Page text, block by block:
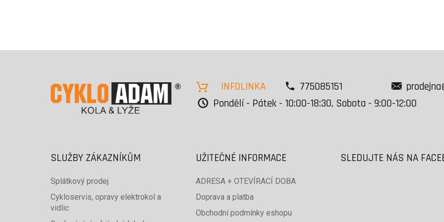
INFOLINKA 775085151
Pondělí - Pátek - 10:00-18:30, Sobota - 9:00-12:00
SLUŽBY ZÁKAZNÍKŮM
Splátkový prodej
Cykloservis, opravy elektrokol a
vidlic
UŽITEČNÉ INFORMACE
ADRESA + OTEVÍRACÍ DOBA
Doprava a platba
Obchodní podmínky eshopu
SLEDUJTE NÁS NA